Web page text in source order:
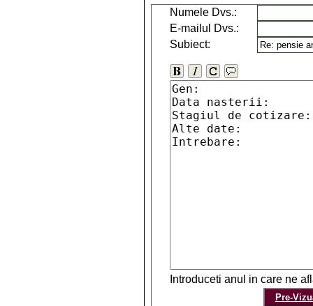
Numele Dvs.:
E-mailul Dvs.:
Subiect:
Introduceti anul in care ne